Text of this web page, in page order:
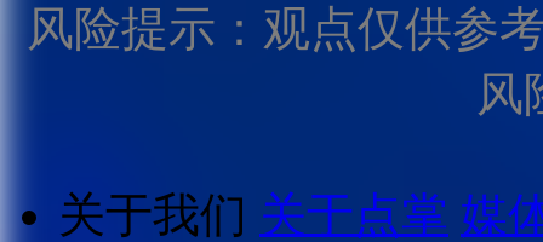
风险提示：观点仅供参
风
关于我们 关于点掌 媒